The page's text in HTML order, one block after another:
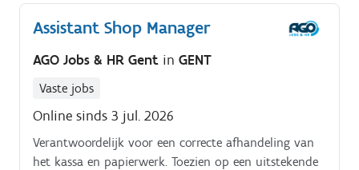
Assistant Shop Manager
AGO Jobs & HR Gent in GENT
Vaste jobs
Online sinds 3 jul. 2026
Verantwoordelijk voor een correcte afhandeling van
het kassa en papierwerk. Toezien op een uitstekende